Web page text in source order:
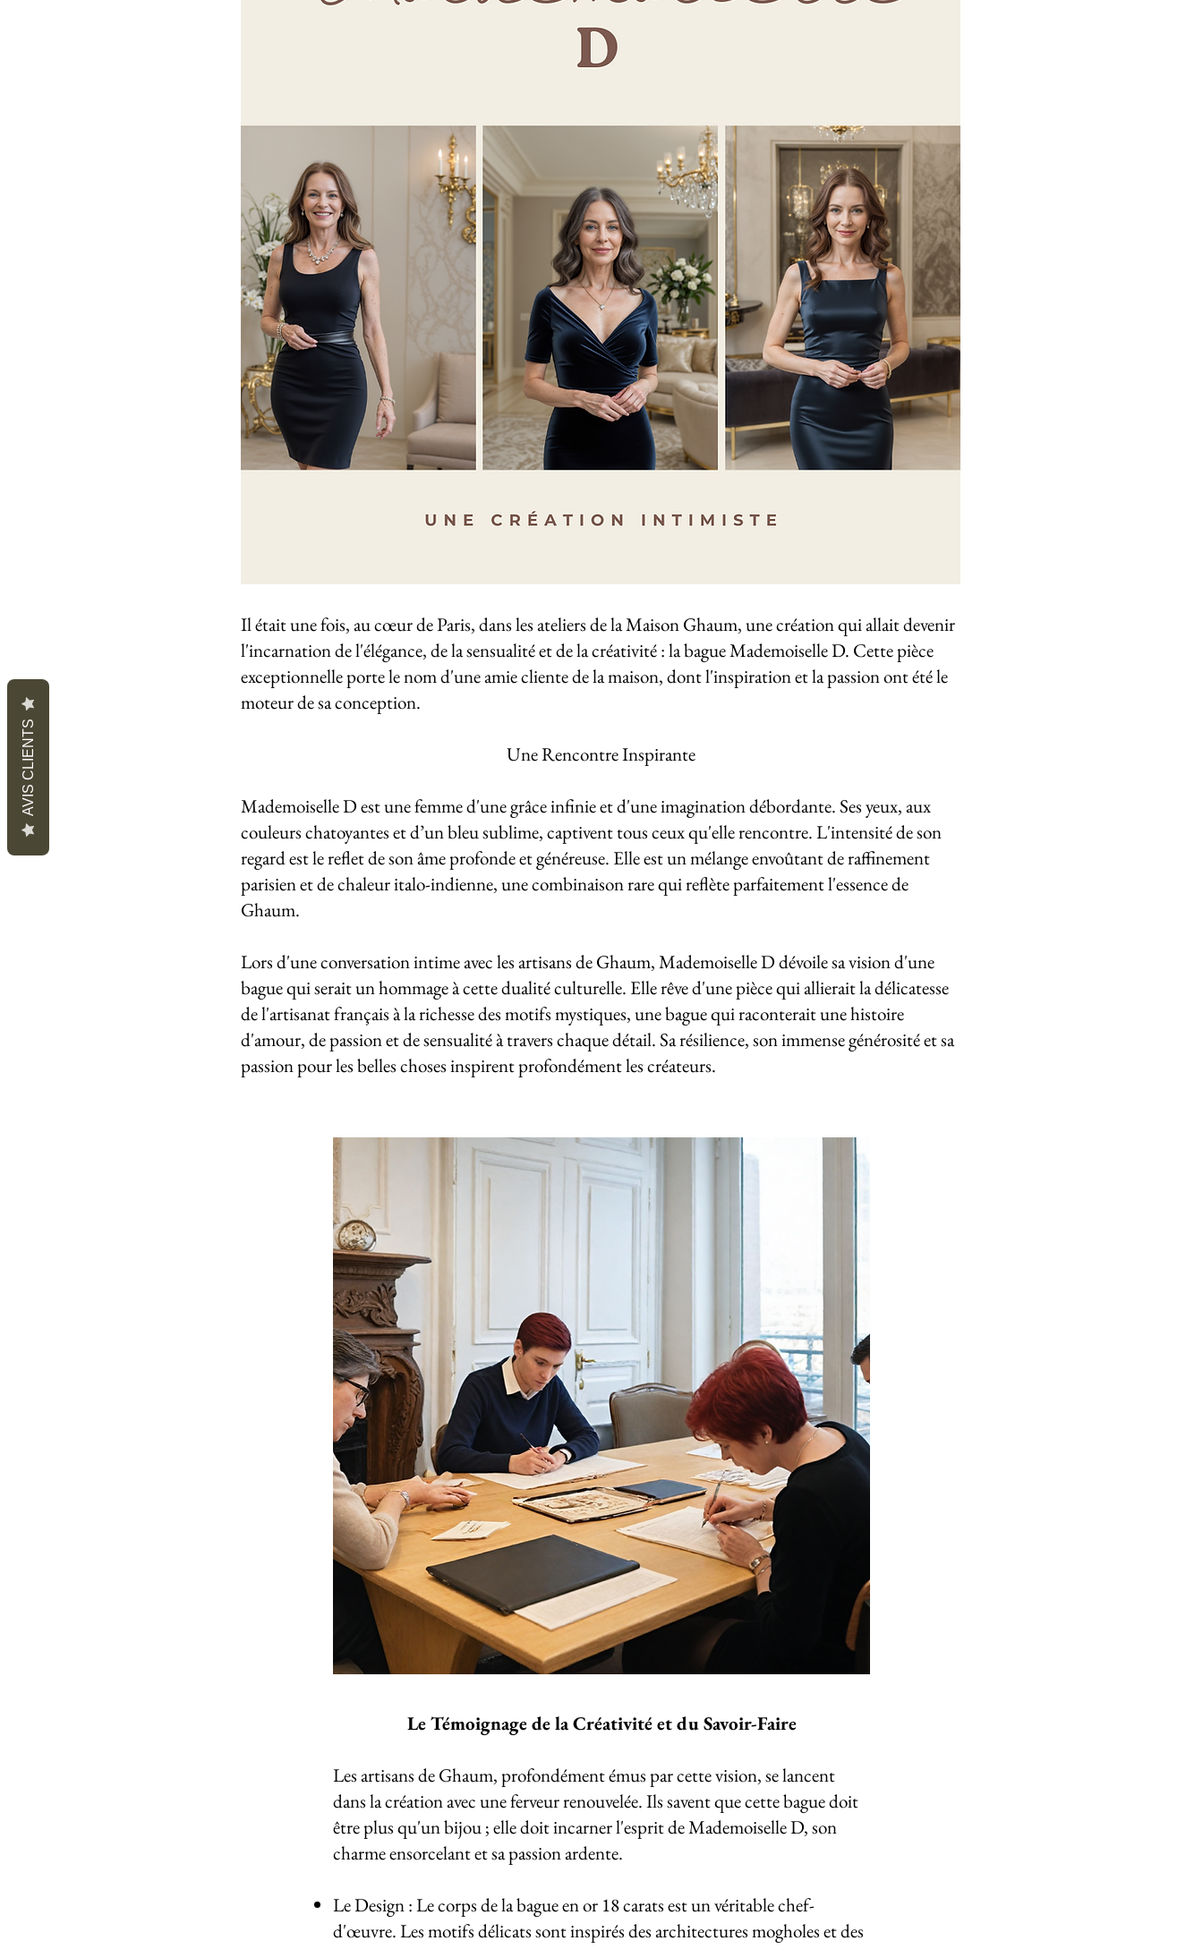
Il était une fois, au cœur de Paris, dans les ateliers de la Maison Ghaum, une création qui allait devenir
l'incarnation de l'élégance, de la sensualité et de la créativité : la bague Mademoiselle D. Cette pièce
exceptionnelle porte le nom d'une amie cliente de la maison, dont l'inspiration et la passion ont été le
moteur de sa conception.
Une Rencontre Inspirante
Mademoiselle D est une femme d'une grâce infinie et d'une imagination débordante. Ses yeux, aux
couleurs chatoyantes et d’un bleu sublime, captivent tous ceux qu'elle rencontre. L'intensité de son
regard est le reflet de son âme profonde et généreuse. Elle est un mélange envoûtant de raffinement
parisien et de chaleur italo-indienne, une combinaison rare qui reflète parfaitement l'essence de
Ghaum.
Lors d'une conversation intime avec les artisans de Ghaum, Mademoiselle D dévoile sa vision d'une
bague qui serait un hommage à cette dualité culturelle. Elle rêve d'une pièce qui allierait la délicatesse
de l'artisanat français à la richesse des motifs mystiques, une bague qui raconterait une histoire
d'amour, de passion et de sensualité à travers chaque détail. Sa résilience, son immense générosité et sa
passion pour les belles choses inspirent profondément les créateurs.
Le Témoignage de la Créativité et du Savoir-Faire
Les artisans de Ghaum, profondément émus par cette vision, se lancent
dans la création avec une ferveur renouvelée. Ils savent que cette bague doit
être plus qu'un bijou ; elle doit incarner l'esprit de Mademoiselle D, son
charme ensorcelant et sa passion ardente.
Le Design : Le corps de la bague en or 18 carats est un véritable chef-
d'œuvre. Les motifs délicats sont inspirés des architectures mogholes et des
AVIS CLIENTS